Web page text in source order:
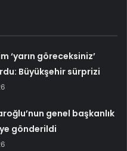
‘yarın göreceksiniz’
Büyükşehir sürprizi
genel başkanlık
gönderildi